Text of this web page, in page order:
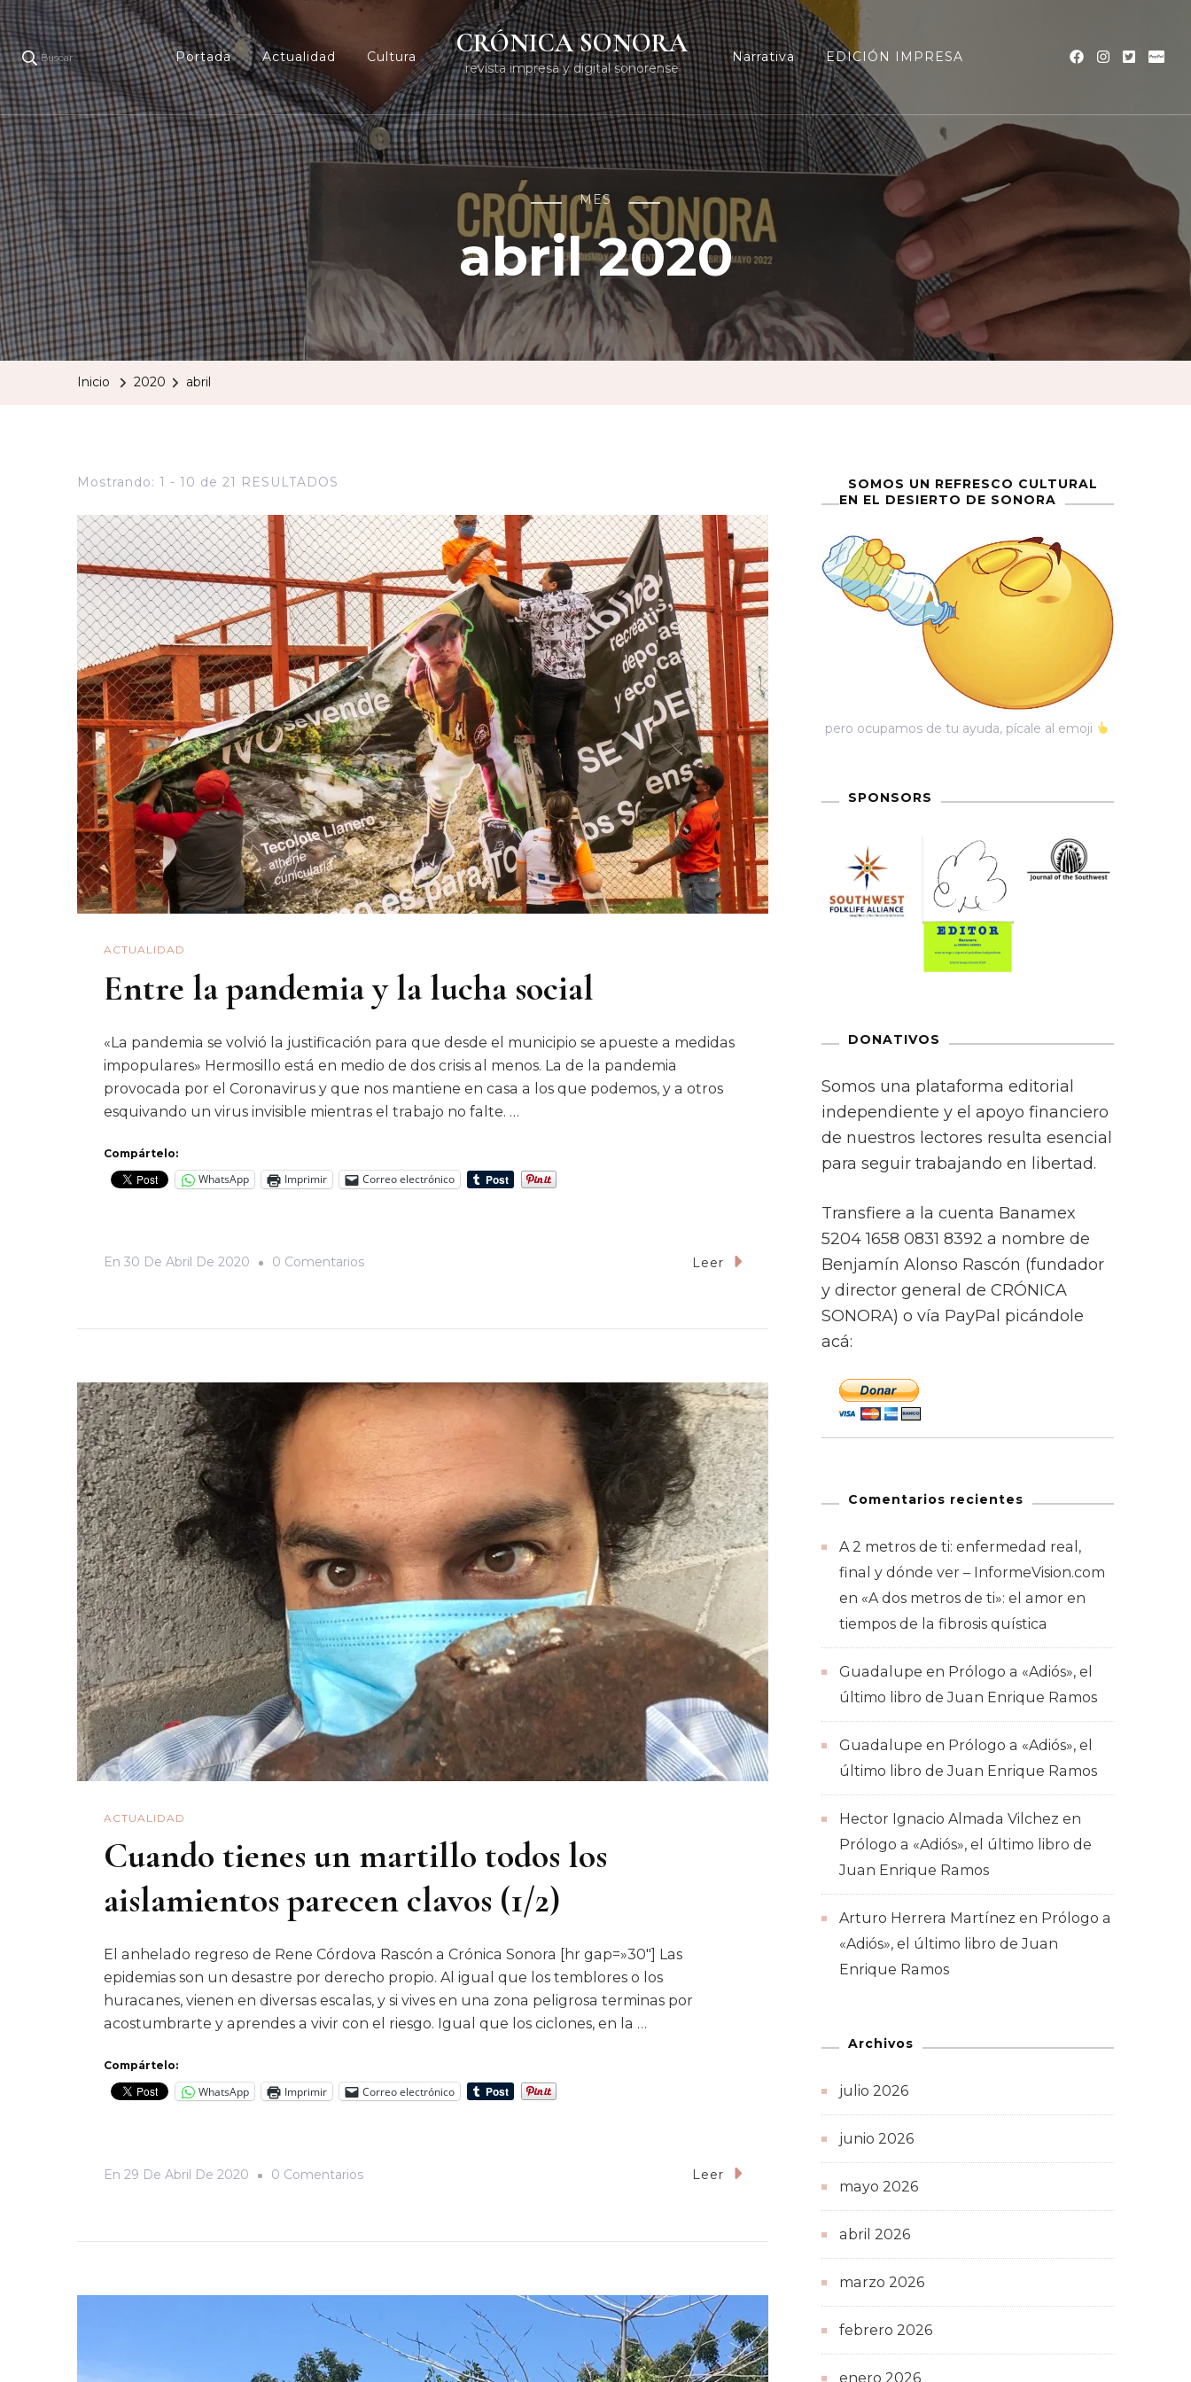
Buscar Portada Actualidad Cultura CRÓNICA SONORA
revista impresa y digital sonorense
Narrativa EDICIÓN IMPRESA
MES
abril 2020
Inicio 2020 abril
Mostrando: 1 - 10 de 21 RESULTADOS
ACTUALIDAD
Entre la pandemia y la lucha social
«La pandemia se volvió la justificación para que desde el municipio se apueste a medidas
impopulares» Hermosillo está en medio de dos crisis al menos. La de la pandemia
provocada por el Coronavirus y que nos mantiene en casa a los que podemos, y a otros
esquivando un virus invisible mientras el trabajo no falte. …
Compártelo:
WhatsApp Imprimir Correo electrónico
En 30 De Abril De 2020 0 ComentariosEn
La
Lucha
Social
Leer
ACTUALIDAD
Cuando tienes un martillo todos los
aislamientos parecen clavos (1/2)
El anhelado regreso de Rene Córdova Rascón​ a Crónica Sonora [hr gap=»30″] Las
epidemias son un desastre por derecho propio. Al igual que los temblores o los
huracanes, vienen en diversas escalas, y si vives en una zona peligrosa terminas por
acostumbrarte y aprendes a vivir con el riesgo. Igual que los ciclones, en la …
Compártelo:
WhatsApp Imprimir Correo electrónico
En 29 De Abril De 2020 0 ComentariosEn
Aislamientos
Leer
SOMOS UN REFRESCO CULTURAL
EN EL DESIERTO DE SONORA
pero ocupamos de tu ayuda, pícale al emoji
SPONSORS
DONATIVOS
Somos una plataforma editorial
independiente y el apoyo financiero
de nuestros lectores resulta esencial
para seguir trabajando en libertad.
Transfiere a la cuenta Banamex
5204 1658 0831 8392 a nombre de
Benjamín Alonso Rascón (fundador
y director general de CRÓNICA
SONORA) o vía PayPal picándole
acá:
Comentarios recientes
A 2 metros de ti: enfermedad real,
final y dónde ver – InformeVision.com
en «A dos metros de ti»: el amor en
tiempos de la fibrosis quística
Guadalupe en Prólogo a «Adiós», el
último libro de Juan Enrique Ramos
Guadalupe en Prólogo a «Adiós», el
último libro de Juan Enrique Ramos
Hector Ignacio Almada Vilchez en
Prólogo a «Adiós», el último libro de
Juan Enrique Ramos
Arturo Herrera Martínez en Prólogo a
«Adiós», el último libro de Juan
Enrique Ramos
Archivos
julio 2026
junio 2026
mayo 2026
abril 2026
marzo 2026
febrero 2026
enero 2026